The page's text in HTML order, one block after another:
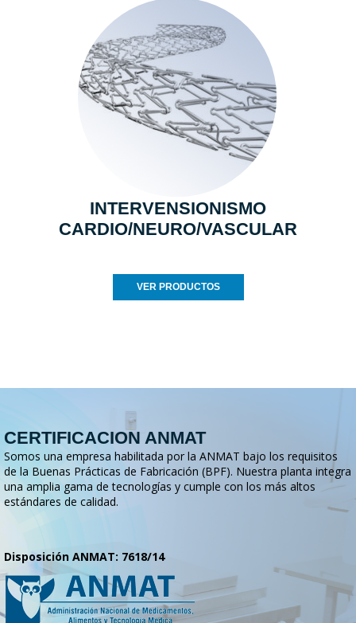
INTERVENSIONISMO
CARDIO/NEURO/VASCULAR
VER PRODUCTOS
CERTIFICACION ANMAT
Somos una empresa habilitada por la ANMAT bajo los requisitos
de la Buenas Prácticas de Fabricación (BPF). Nuestra planta integra
una amplia gama de tecnologías y cumple con los más altos
estándares de calidad.
Disposición ANMAT: 7618/14